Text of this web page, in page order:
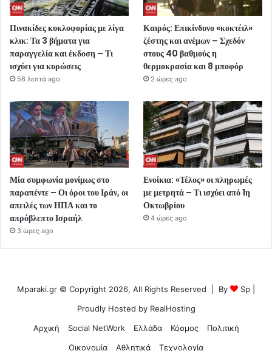
Πινακίδες κυκλοφορίας με λίγα
κλικ: Τα 3 βήματα για
παραγγελία και έκδοση – Τι
ισχύει για κυρώσεις
56 λεπτά ago
Καιρός: Επικίνδυνο «κοκτέιλ»
ζέστης και ανέμων – Σχεδόν
στους 40 βαθμούς η
θερμοκρασία και 8 μποφόρ
2 ώρες ago
Μία συμφωνία μονίμως στο
παραπέντε – Οι όροι του Ιράν, οι
απειλές των ΗΠΑ και το
απρόβλεπτο Ισραήλ
3 ώρες ago
Ενοίκια: «Τέλος» οι πληρωμές
με μετρητά – Τι ισχύει από 1η
Οκτωβρίου
4 ώρες ago
Mparaki.gr © Copyright 2026, All Rights Reserved | By Sp
Proudly Hosted by RealHosting
Αρχική
Social NetWork Ελλάδα Κόσμος
Πολιτική
Οικονομία
Αθλητικά Τεχνολογία